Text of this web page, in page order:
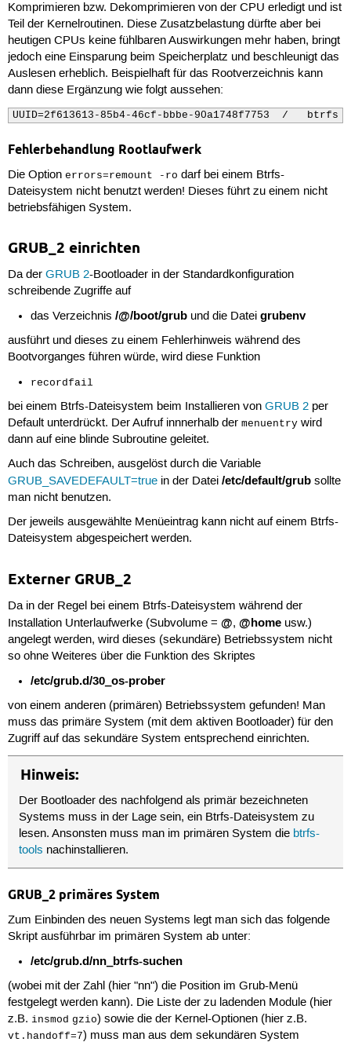
Komprimieren bzw. Dekomprimieren von der CPU erledigt und ist
Teil der Kernelroutinen. Diese Zusatzbelastung dürfte aber bei
heutigen CPUs keine fühlbaren Auswirkungen mehr haben, bringt
jedoch eine Einsparung beim Speicherplatz und beschleunigt das
Auslesen erheblich. Beispielhaft für das Rootverzeichnis kann
dann diese Ergänzung wie folgt aussehen:
UUID=2f613613-85b4-46cf-bbbe-90a1748f7753  /
Fehlerbehandlung Rootlaufwerk
Die Option errors=remount -ro darf bei einem Btrfs-
Dateisystem nicht benutzt werden! Dieses führt zu einem nicht
betriebsfähigen System.
GRUB_2 einrichten
Da der GRUB 2-Bootloader in der Standardkonfiguration
schreibende Zugriffe auf
das Verzeichnis/@/boot/grub und die Dateigrubenv
ausführt und dieses zu einem Fehlerhinweis während des
Bootvorganges führen würde, wird diese Funktion
recordfail
bei einem Btrfs-Dateisystem beim Installieren von GRUB 2per
Default unterdrückt. Der Aufruf innnerhalb der menuentrywird
dann auf eine blinde Subroutine geleitet.
Auch das Schreiben, ausgelöst durch die Variable
GRUB_SAVEDEFAULT=truein der Datei /etc/default/grubsollte
man nicht benutzen.
Der jeweils ausgewählte Menüeintrag kann nicht auf einem Btrfs-
Dateisystem abgespeichert werden.
Externer GRUB_2
Da in der Regel bei einem Btrfs-Dateisystem während der
Installation Unterlaufwerke (Subvolume = @, @homeusw.)
angelegt werden, wird dieses (sekundäre) Betriebssystem nicht
so ohne Weiteres über die Funktion des Skriptes
/etc/grub.d/30_os-prober
von einem anderen (primären) Betriebssystem gefunden! Man
muss das primäre System (mit dem aktiven Bootloader) für den
Zugriff auf das sekundäre System entsprechend einrichten.
Hinweis:
Der Bootloader des nachfolgend als primär bezeichneten
Systems muss in der Lage sein, ein Btrfs-Dateisystem zu
lesen. Ansonsten muss man im primären System die btrfs-
tools nachinstallieren.
GRUB_2 primäres System
Zum Einbinden des neuen Systems legt man sich das folgende
Skript ausführbar im primären System ab unter:
/etc/grub.d/nn_btrfs-suchen
(wobei mit der Zahl (hier "nn") die Position im Grub-Menü
festgelegt werden kann). Die Liste der zu ladenden Module (hier
z.B. insmod gzio) sowie die der Kernel-Optionen (hier z.B.
vt.handoff=7) muss man aus dem sekundären System